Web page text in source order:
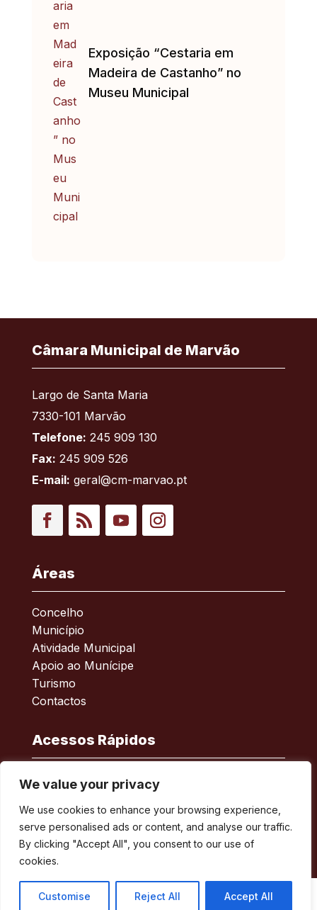
We value your privacy
We use cookies to enhance your browsing experience,
serve personalised ads or content, and analyse our traffic.
By clicking "Accept All", you consent to our use of
cookies.
Customise Reject All Accept All
Exposição “Cestaria em
Madeira de Castanho” no
Museu Municipal
Câmara Municipal de Marvão
Largo de Santa Maria
7330-101 Marvão
Telefone: 245 909 130
Fax: 245 909 526
E-mail: geral@cm-marvao.pt
Áreas
Concelho
Município
Atividade Municipal
Apoio ao Munícipe
Turismo
Contactos
Acessos Rápidos
Acessibilidade
Política de privacidade
ERSAR – Reclamações
A minha Rua
Boletim Municipal